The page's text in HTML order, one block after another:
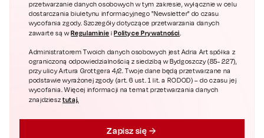
przetwarzanie danych osobowych w tym zakresie, wyłącznie w celu
dostarczania biuletynu informacyjnego "Newsletter" do czasu
wycofania zgody. Szczegóły dotyczące przetwarzania danych
zawarte są wRegulaminie i Polityce Prywatności.
Administratorem Twoich danych osobowych jest Adria Art spółka z
ograniczoną odpowiedzialnością z siedzibą w Bydgoszczy (85- 227),
przy ulicy Artura Grottgera 4/2. Twoje dane będą przetwarzane na
podstawie wyrażonej zgody (art. 6 ust. 1 lit. a RODOD) – do czasu jej
wycofania. Więcej informacji na temat przetwarzania danych
znajdziesztutaj.
Zapisz się